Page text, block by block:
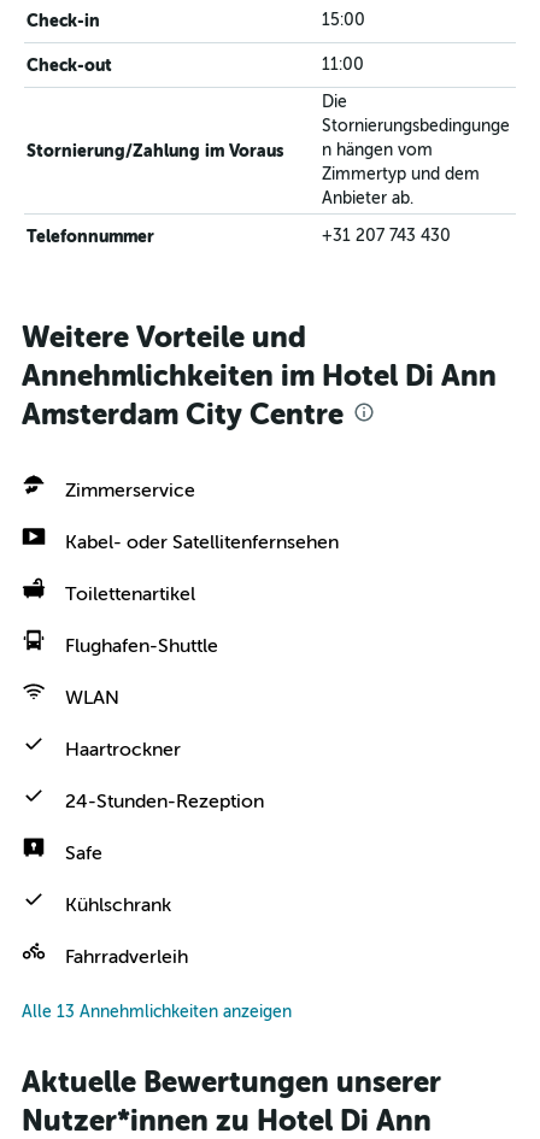
Check-in 15:00
Check-out 11:00
Stornierung/Zahlung im Voraus
Die
Stornierungsbedingunge
n hängen vom
Zimmertyp und dem
Anbieter ab.
Telefonnummer +31 207 743 430
Weitere Vorteile und
Annehmlichkeiten im Hotel Di Ann
Amsterdam City Centre
Zimmerservice
Kabel- oder Satellitenfernsehen
Toilettenartikel
Flughafen-Shuttle
WLAN
Haartrockner
24-Stunden-Rezeption
Safe
Kühlschrank
Fahrradverleih
Alle 13 Annehmlichkeiten anzeigen
Aktuelle Bewertungen unserer
Nutzer*innen zu Hotel Di Ann